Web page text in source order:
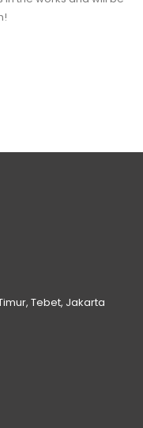
Tebet, Jakarta